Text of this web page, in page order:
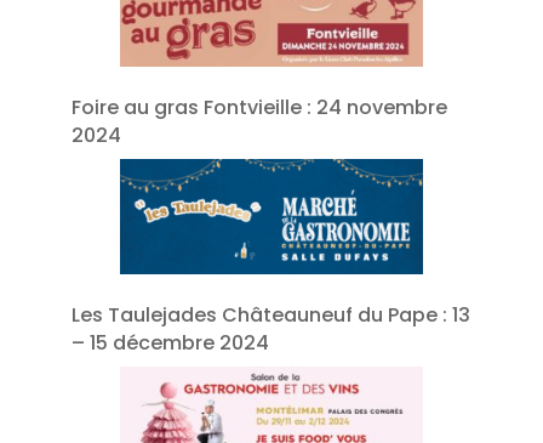
Foire au gras Fontvieille : 24 novembre
2024
Les Taulejades Châteauneuf du Pape : 13
– 15 décembre 2024